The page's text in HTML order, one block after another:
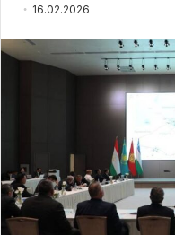
16.02.2026